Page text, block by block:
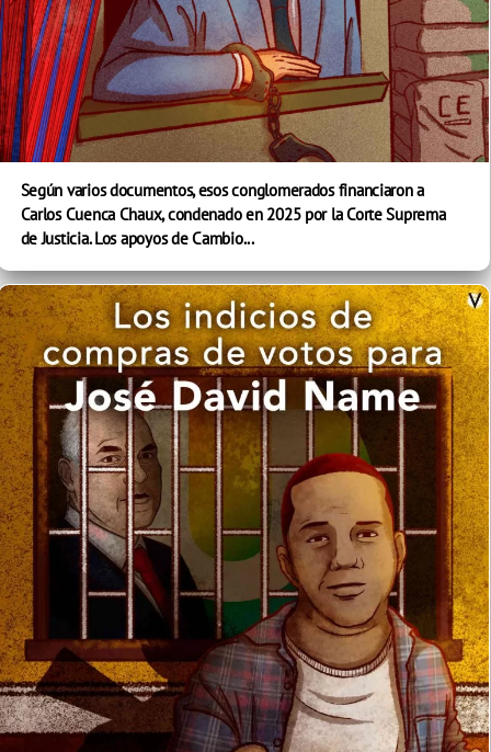
Según varios documentos, esos conglomerados financiaron a
Carlos Cuenca Chaux, condenado en 2025 por la Corte Suprema
de Justicia. Los apoyos de Cambio...